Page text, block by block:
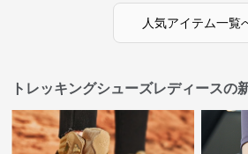
人気アイテム一覧
トレッキングシューズレディースの